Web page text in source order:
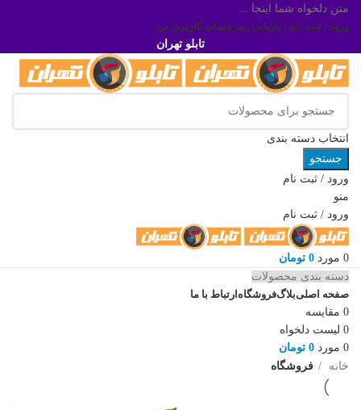
متن دلخواه شما اینجا ...
ورود / ثبت نام / بازیابی رمز حساب کاربری من
تابلو تهران
انتخاب دسته بندی
جستجو
ورود / ثبت نام
منو
ورود / ثبت نام
0 مورد 0 تومان
دسته بندی محصولات
صفحه اصلیبلاگفروشگاه ارتباط با ما
0 مقایسه
0 لیست دلخواه
0 مورد 0 تومان
خانه
فروشگاه